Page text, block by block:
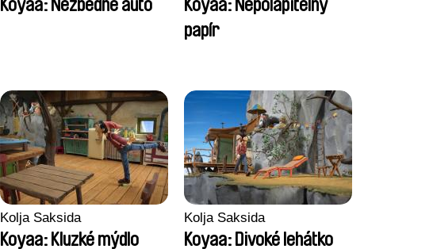
Koyaa: Nezbedné auto
Koyaa: Nepolapitelný
papír
Kolja Saksida
Koyaa: Kluzké mýdlo
Kolja Saksida
Koyaa: Divoké lehátko